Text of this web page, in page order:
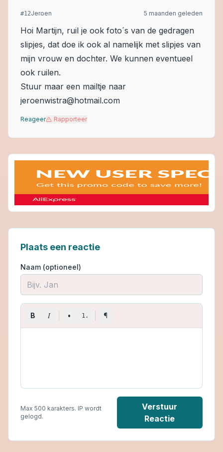
#12Jeroen 5 maanden geleden
Hoi Martijn, ruil je ook foto´s van de gedragen
slipjes, dat doe ik ook al namelijk met slipjes van
mijn vrouw en dochter. We kunnen eventueel
ook ruilen.
Stuur maar een mailtje naar
jeroenwistra@hotmail.com
Reageer Rapporteer
Plaats een reactie
Naam (optioneel)
B I • 1. ¶
Max 500 karakters. IP wordt
gelogd.
Verstuur
Reactie